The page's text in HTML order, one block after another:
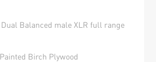
Dual Balanced male XLR full range
Painted Birch Plywood